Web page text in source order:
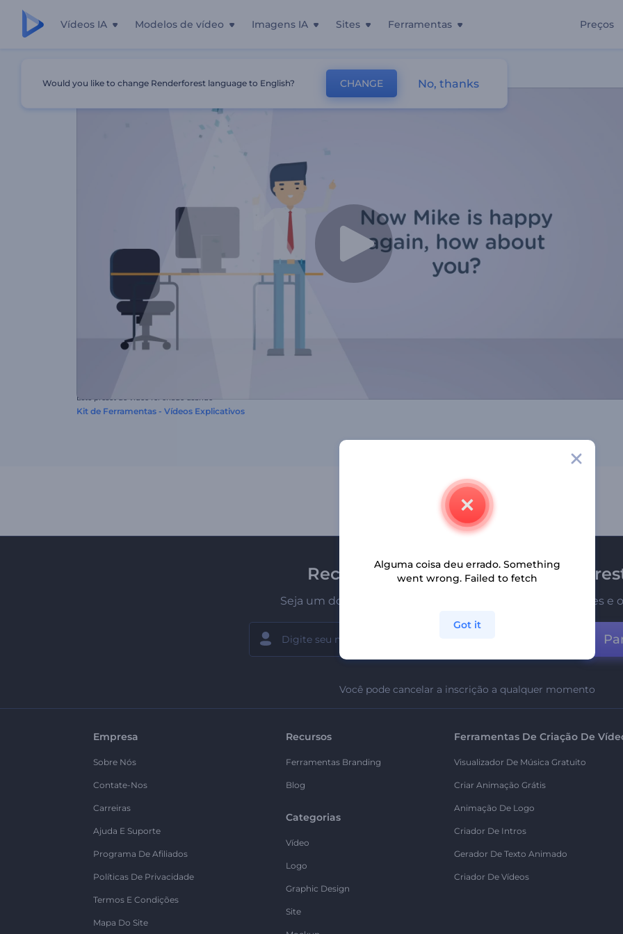
Vídeos IA Modelos de vídeo Imagens IA Sites Ferramentas Preços
Este preset de vídeo foi criado usando
Kit de Ferramentas - Vídeos Explicativos
Receba a newsletter da
Seja um dos primeiros a receber nossas últimas novidades e
Você pode cancelar a inscrição a qualquer momento
Empresa
Sobre Nós
Contate-Nos
Carreiras
Ajuda E Suporte
Programa De Afiliados
Políticas De Privacidade
Termos E Condições
Mapa Do Site
Recursos
Ferramentas Branding
Blog
Categorias
Vídeo
Logo
Graphic Design
Site
Ferramentas De Criação De
Visualizador De Música Gratuito
Criar Animação Grátis
Animação De Logo
Criador De Intros
Gerador De Texto Animado
Criador De Vídeos
Would you like to change Renderforest language to English? CHANGE No, thanks
Alguma coisa deu errado. Something
went wrong. Failed to fetch
Got it